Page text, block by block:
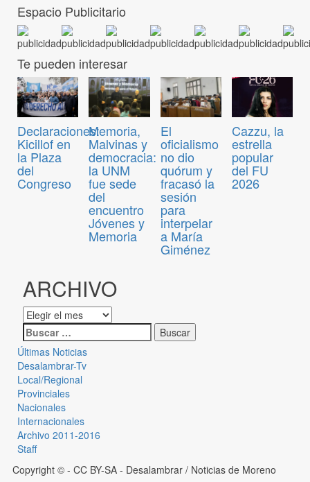
Espacio Publicitario
Te pueden interesar
Declaraciones:
Kicillof en
la Plaza
del
Congreso
Memoria,
Malvinas y
democracia:
la UNM
fue sede
del
encuentro
Jóvenes y
Memoria
El
oficialismo
no dio
quórum y
fracasó la
sesión
para
interpelar
a María
Giménez
Cazzu, la
estrella
popular
del FU
2026
ARCHIVO
Últimas Noticias
Desalambrar-Tv
Local/Regional
Provinciales
Nacionales
Internacionales
Archivo 2011-2016
Staff
Copyright © - CC BY-SA - Desalambrar / Noticias de Moreno